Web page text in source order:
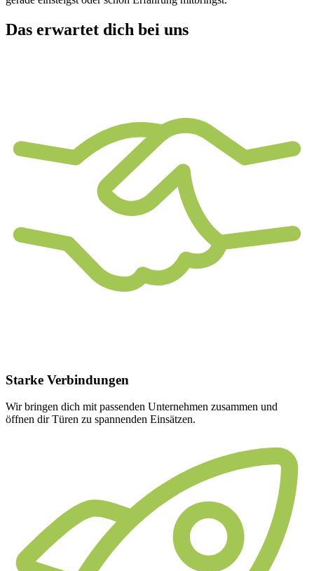
Das erwartet dich bei uns
Starke Verbindungen
Wir bringen dich mit passenden Unternehmen zusammen und
öffnen dir Türen zu spannenden Einsätzen.